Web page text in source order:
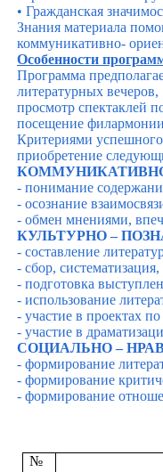
• Гражданская
Знания материала
коммуникативно-
Особенности
Программа
литературных вечеров,
просмотр спектаклей
посещение
Критериями
приобретение
- понимание
- осознание
- обмен мнениями,
КУЛЬТУРНО –
- составление
- сбор,
- подготовка
- использование
- участие в проектах
- участие в
СОЦИАЛЬНО –
- формирование
- формирование
- формирование
№